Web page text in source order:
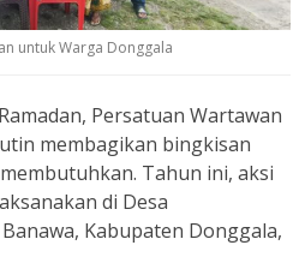
untuk Warga Donggala
Persatuan Wartawan
membagikan bingkisan
Tahun ini, aksi
di Desa
Kabupaten Donggala,